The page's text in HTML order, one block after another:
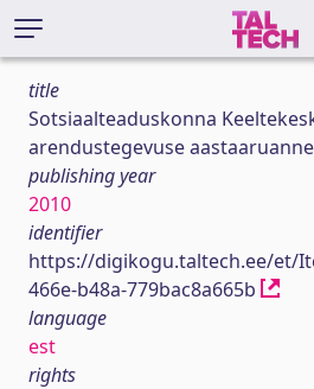
title
Sotsiaalteaduskonna
arendustegevuse
publishing year
2010
identifier
https://digikogu.taltech.ee/et/
466e-b48a-779bac8a665b
language
est
rights